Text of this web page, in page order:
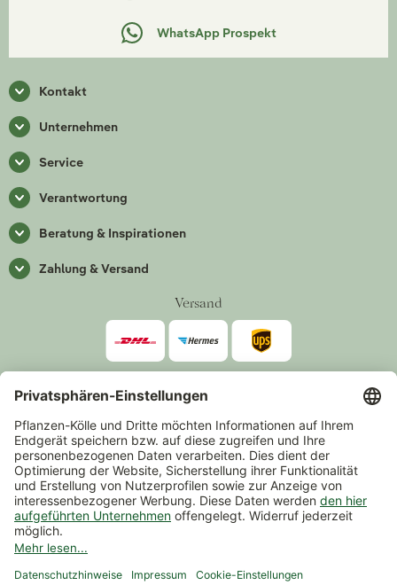
WhatsApp Prospekt
Kontakt
Unternehmen
Service
Verantwortung
Beratung & Inspirationen
Zahlung & Versand
Versand
Zahlarten
*Alle Preise inkl. gesetzlicher Mehrwertsteuer zzgl.Versand
Mindestbestellwert 14,90 €, ausgenommen sind Gutscheine und
Events.